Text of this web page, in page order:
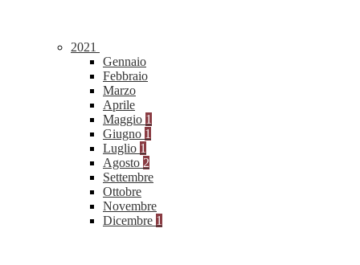
2021
Gennaio
Febbraio
Marzo
Aprile
Maggio 1
Giugno 1
Luglio 1
Agosto 2
Settembre
Ottobre
Novembre
Dicembre 1